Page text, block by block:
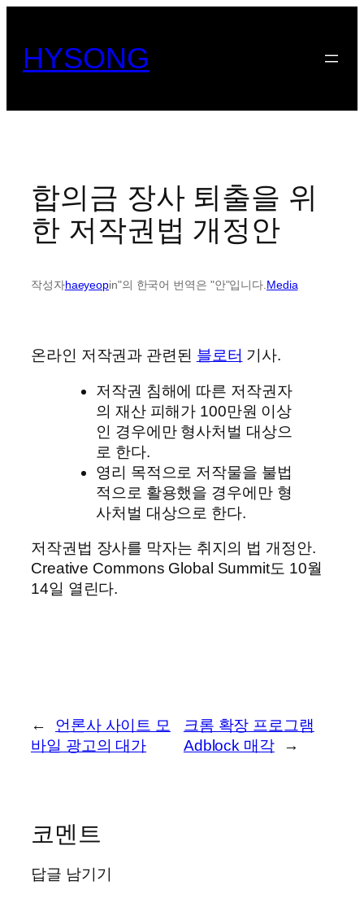
HYSONG
합의금 장사 퇴출을 위
한 저작권법 개정안
작성자haeyeopin"의 한국어 번역은 "안"입니다.Media
온라인 저작권과 관련된 블로터 기사.
저작권 침해에 따른 저작권자
의 재산 피해가 100만원 이상
인 경우에만 형사처벌 대상으
로 한다.
영리 목적으로 저작물을 불법
적으로 활용했을 경우에만 형
사처벌 대상으로 한다.
저작권법 장사를 막자는 취지의 법 개정안.
Creative Commons Global Summit도 10월
14일 열린다.
←
언론사 사이트 모
바일 광고의 대가
크롬 확장 프로그램
Adblock 매각
→
코멘트
답글 남기기